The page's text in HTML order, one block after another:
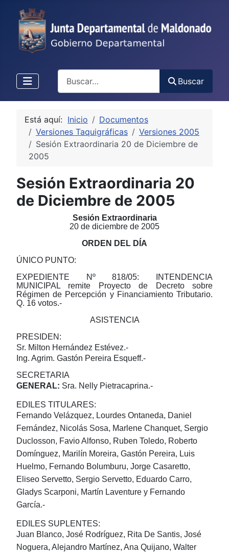
Buscar
Está aquí: Inicio
Documentos
Versiones Taquigráficas
Versiones 2005
Sesión Extraordinaria 20 de Diciembre de
2005
Sesión Extraordinaria 20
de Diciembre de 2005
Sesión Extraordinaria
20 de diciembre de 2005
ORDEN DEL DÍA
ÚNICO PUNTO:
EXPEDIENTE Nº 818/05: INTENDENCIA
MUNICIPAL remite Proyecto de Decreto sobre
Régimen de Percepción y Financiamiento Tributario.
Q. 16 votos.-
ASISTENCIA
PRESIDEN:
Sr. Milton Hernández Estévez.-
Ing. Agrim. Gastón Pereira Esqueff.-
SECRETARIA
GENERAL: Sra. Nelly Pietracaprina.-
EDILES TITULARES:
Fernando Velázquez, Lourdes Ontaneda, Daniel
Fernández, Nicolás Sosa, Marlene Chanquet, Sergio
Duclosson, Favio Alfonso, Ruben Toledo, Roberto
Domínguez, Marilín Moreira, Gastón Pereira, Luis
Huelmo, Fernando Bolumburu, Jorge Casaretto,
Eliseo Servetto, Sergio Servetto, Eduardo Carro,
Gladys Scarponi, Martín Laventure y Fernando
García.-
EDILES SUPLENTES:
Juan Blanco, José Rodríguez, Rita De Santis, José
Noguera, Alejandro Martínez, Ana Quijano, Walter